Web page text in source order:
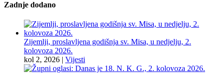
Zadnje dodano
Zijemlji, proslavljena godišnja sv. Misa, u nedjelju, 2.
kolovoza 2026.
kol 2, 2026 | Vijesti